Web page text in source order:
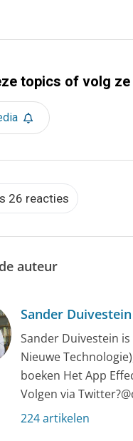
topics of volg
26 reacties
auteur
Sander
Sander Duivestein
Nieuwe
boeken Het App
Volgen via
224 artikelen